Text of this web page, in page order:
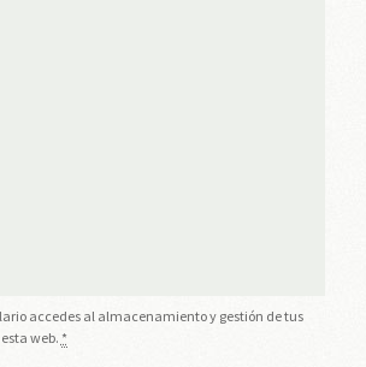
accedes al almacenamiento y gestión de tus
web. *